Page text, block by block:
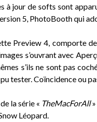
à jour de softs sont
5, PhotoBooth qui
Preview 4, comporte
s’ouvrant avec
s’ils ne sont pas
tester. Coïncidence ou
la série « TheMacForAll»
Léopard.